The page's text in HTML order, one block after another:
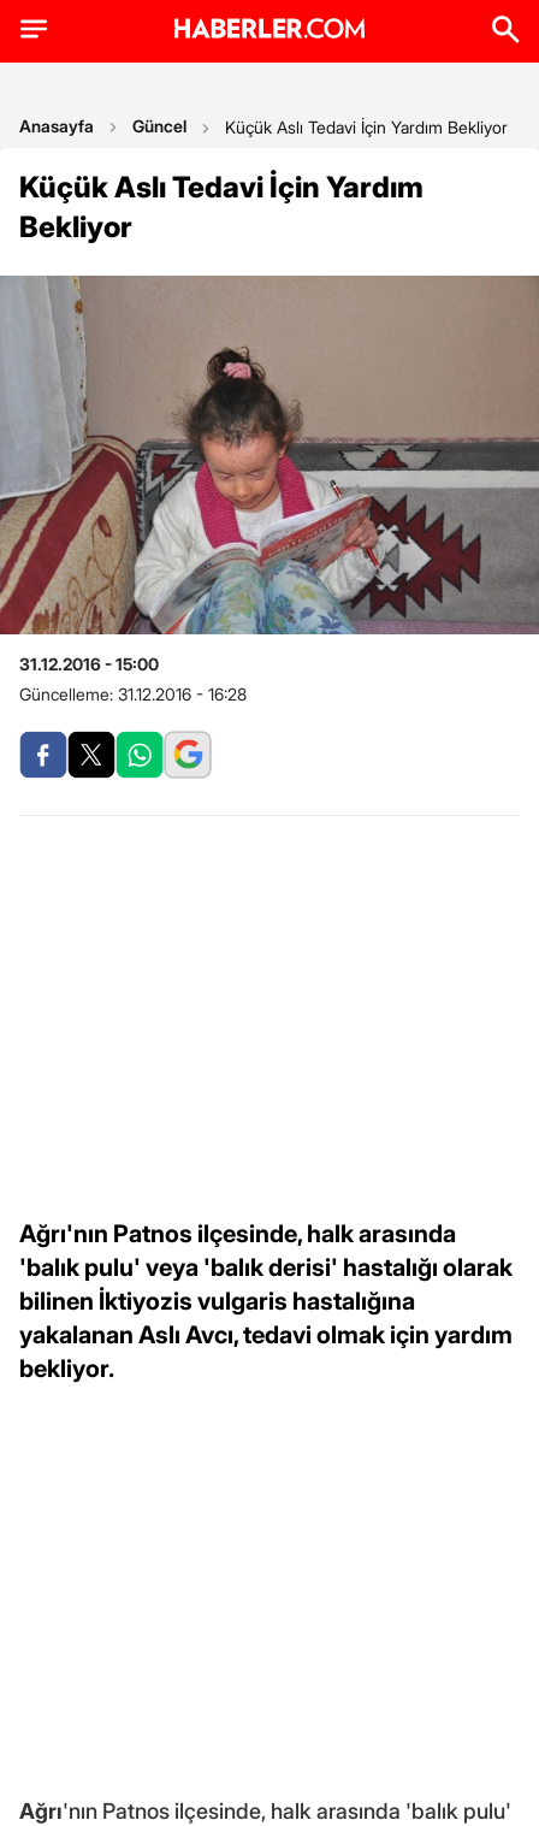
Anasayfa Güncel Küçük Aslı Tedavi İçin Yardım Bekliyor
Küçük Aslı Tedavi İçin Yardım
Bekliyor
31.12.2016 - 15:00
Güncelleme: 31.12.2016 - 16:28
Ağrı'nın Patnos ilçesinde, halk arasında
'balık pulu' veya 'balık derisi' hastalığı olarak
bilinen İktiyozis vulgaris hastalığına
yakalanan Aslı Avcı, tedavi olmak için yardım
bekliyor.
Ağrı'nın Patnos ilçesinde, halk arasında 'balık pulu'